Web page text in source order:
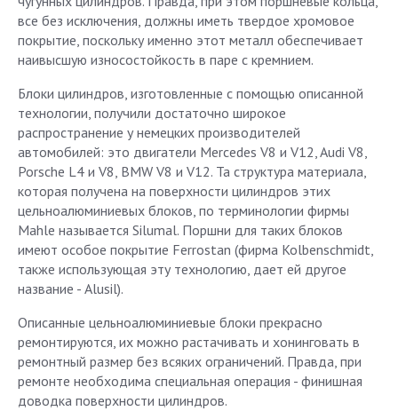
все без исключения, должны иметь твердое хромовое
покрытие, поскольку именно этот металл обеспечивает
наивысшую износостойкость в паре с кремнием.
Блоки цилиндров, изготовленные с помощью описанной
технологии, получили достаточно широкое
распространение у немецких производителей
автомобилей: это двигатели Mercedes V8 и V12, Audi V8,
Porsche L4 и V8, BMW V8 и V12. Та структура материала,
которая получена на поверхности цилиндров этих
цельноалюминиевых блоков, по терминологии фирмы
Mahle называется Silumal. Поршни для таких блоков
имеют особое покрытие Ferrostan (фирма Kolbenschmidt,
также использующая эту технологию, дает ей другое
название - Alusil).
Описанные цельноалюминиевые блоки прекрасно
ремонтируются, их можно растачивать и хонинговать в
ремонтный размер без всяких ограничений. Правда, при
ремонте необходима специальная операция - финишная
доводка поверхности цилиндров.